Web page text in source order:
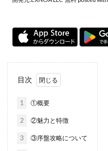
目次
1 ①概要
2 ②魅力と特徴
3 ③序盤攻略について